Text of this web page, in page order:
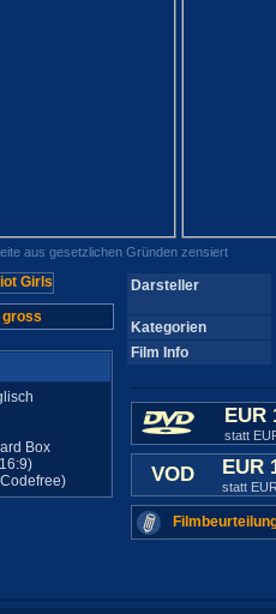
aus gesetzlichen Gründen zensiert
Box
Darsteller
Kategorien
Film Info
EUR
statt
VOD EUR
statt